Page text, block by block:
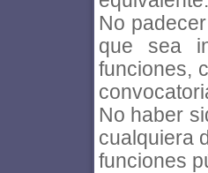
No
que sea
funciones,
No haber
cualquiera
funciones